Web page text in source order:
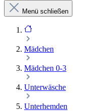
Menü schließen
Mädchen
Mädchen 0-3
Unterwäsche
Unterhemden